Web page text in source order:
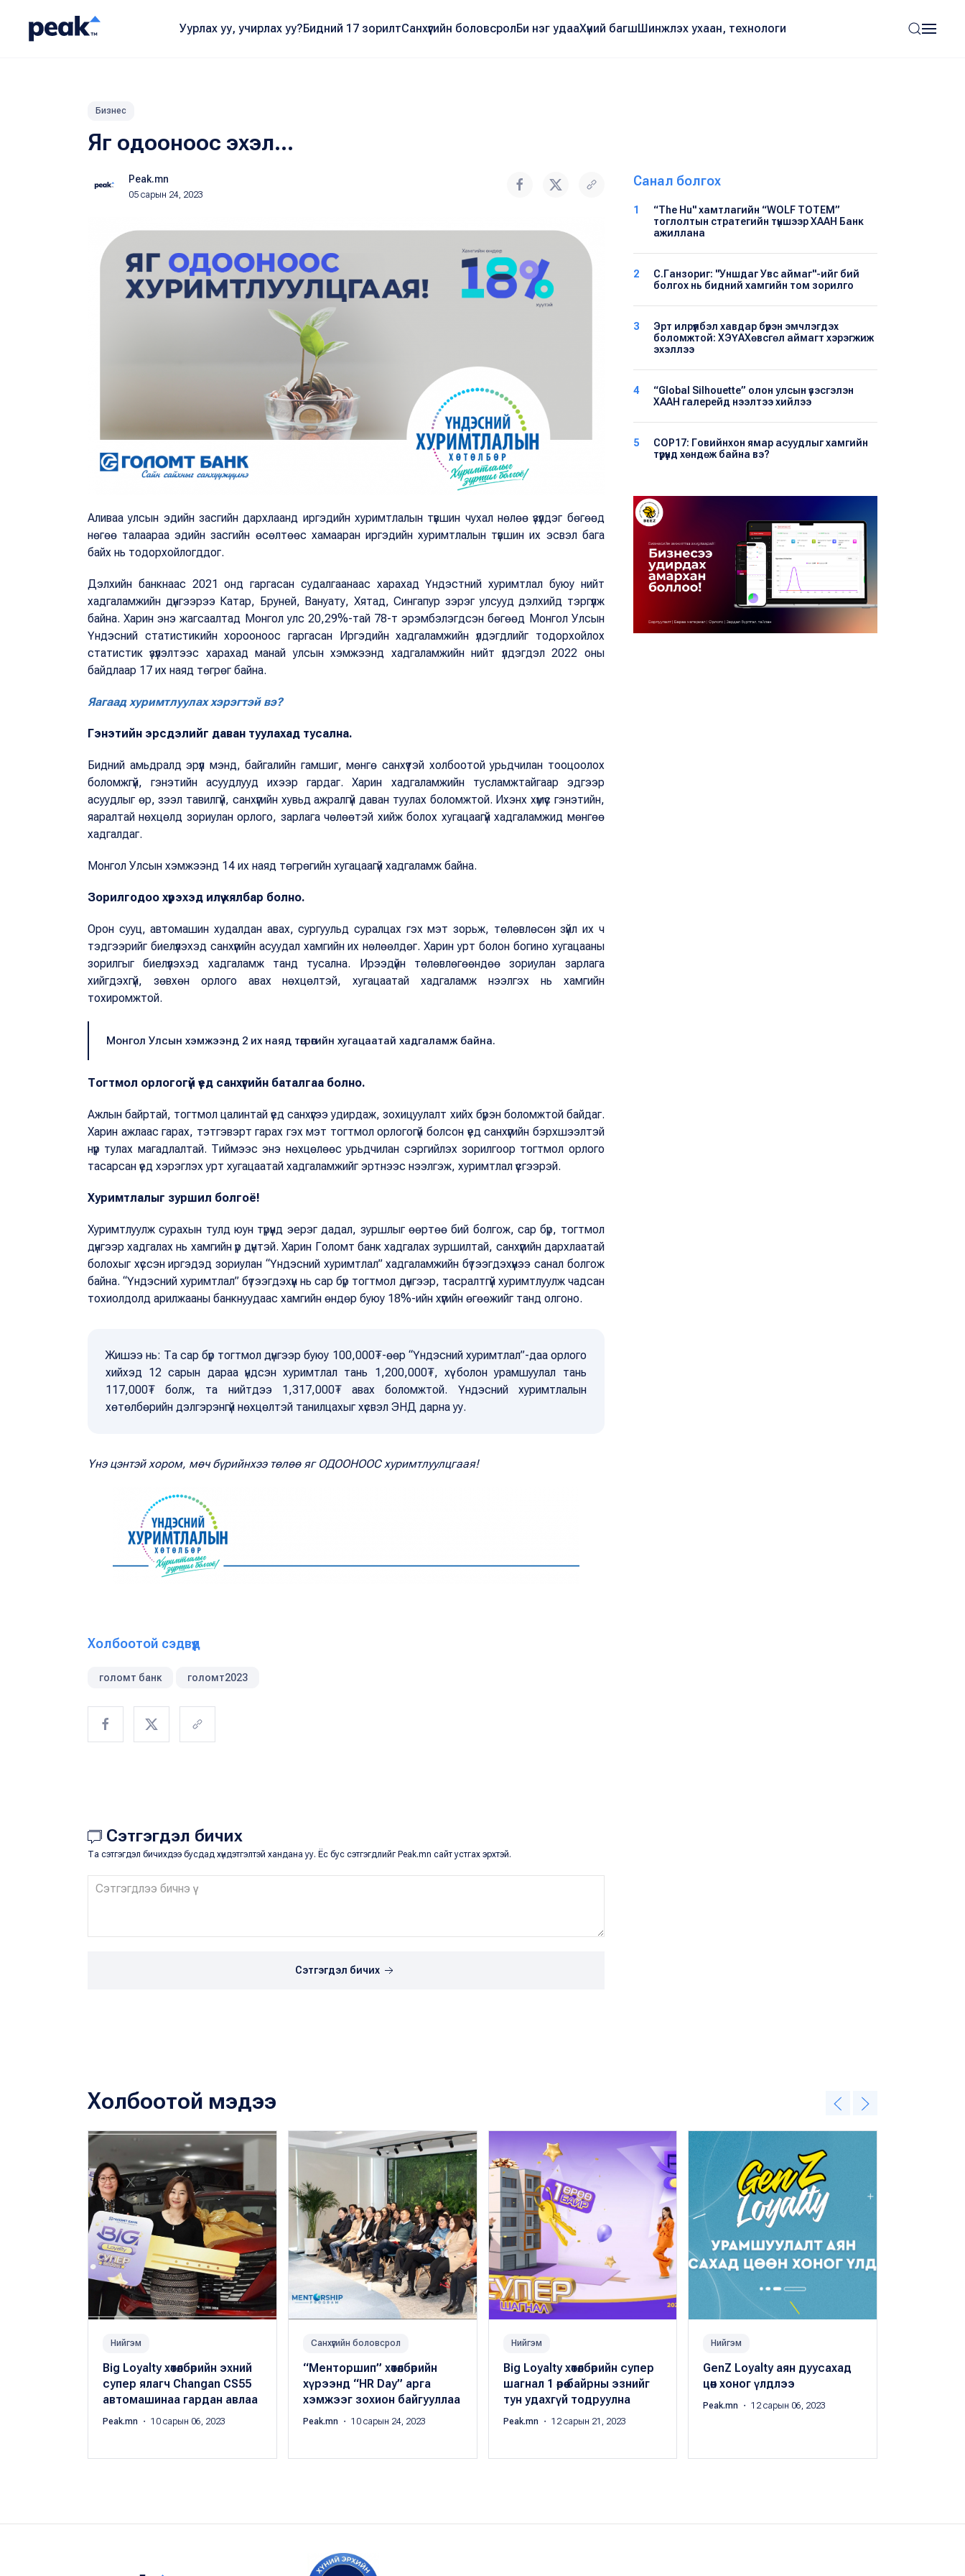
Уурлах уу, учирлах уу?Бидний 17 зорилтСанхүүгийн боловсролБи нэг удааХүний багшШинжлэх ухаан, технологи
Бизнес
Яг одооноос эхэл...
Peak.mn
05 сарын 24, 2023
Аливаа улсын эдийн засгийн дархлаанд иргэдийн хуримтлалын түвшин чухал нөлөө үзүүлдэг бөгөөд
нөгөө талаараа эдийн засгийн өсөлтөөс хамааран иргэдийн хуримтлалын түвшин их эсвэл бага
байх нь тодорхойлогддог.
Дэлхийн банкнаас 2021 онд гаргасан судалгаанаас харахад Үндэстний хуримтлал буюу нийт
хадгаламжийн дүнгээрээ Катар, Бруней, Вануату, Хятад, Сингапур зэрэг улсууд дэлхийд тэргүүлж
байна. Харин энэ жагсаалтад Монгол улс 20,29%-тай 78-т эрэмбэлэгдсэн бөгөөд Монгол Улсын
Үндэсний статистикийн хорооноос гаргасан Иргэдийн хадгаламжийн үлдэгдлийг тодорхойлох
статистик үзүүлэлтээс харахад манай улсын хэмжээнд хадгаламжийн нийт үлдэгдэл 2022 оны
байдлаар 17 их наяд төгрөг байна.
Яагаад хуримтлуулах хэрэгтэй вэ?
Гэнэтийн эрсдэлийг даван туулахад тусална.
Бидний амьдралд эрүүл мэнд, байгалийн гамшиг, мөнгө санхүүтэй холбоотой урьдчилан тооцоолох
боломжгүй, гэнэтийн асуудлууд ихээр гардаг. Харин хадгаламжийн тусламжтайгаар эдгээр
асуудлыг өр, зээл тавилгүй, санхүүгийн хувьд ажралгүй даван туулах боломжтой. Ихэнх хүмүүс гэнэтийн,
яаралтай нөхцөлд зориулан орлого, зарлага чөлөөтэй хийж болох хугацаагүй хадгаламжид мөнгөө
хадгалдаг.
Монгол Улсын хэмжээнд 14 их наяд төгрөгийн хугацаагүй хадгаламж байна.
Зорилгодоо хүрэхэд илүү хялбар болно.
Орон сууц, автомашин худалдан авах, сургуульд суралцах гэх мэт зорьж, төлөвлөсөн зүйл их ч
тэдгээрийг биелүүлэхэд санхүүгийн асуудал хамгийн их нөлөөлдөг. Харин урт болон богино хугацааны
зорилгыг биелүүлэхэд хадгаламж танд тусална. Ирээдүйн төлөвлөгөөндөө зориулан зарлага
хийгдэхгүй, зөвхөн орлого авах нөхцөлтэй, хугацаатай хадгаламж нээлгэх нь хамгийн
тохиромжтой.
Монгол Улсын хэмжээнд 2 их наяд төгрөгийн хугацаатай хадгаламж байна.
Тогтмол орлогогүй үед санхүүгийн баталгаа болно.
Ажлын байртай, тогтмол цалинтай үед санхүүгээ удирдаж, зохицуулалт хийх бүрэн боломжтой байдаг.
Харин ажлаас гарах, тэтгэвэрт гарах гэх мэт тогтмол орлогогүй болсон үед санхүүгийн бэрхшээлтэй
нүүр тулах магадлалтай. Тиймээс энэ нөхцөлөөс урьдчилан сэргийлэх зорилгоор тогтмол орлого
тасарсан үед хэрэглэх урт хугацаатай хадгаламжийг эртнээс нээлгэж, хуримтлал үүсгээрэй.
Хуримтлалыг зуршил болгоё!
Хуримтлуулж сурахын тулд юун түрүүнд эерэг дадал, зуршлыг өөртөө бий болгож, сар бүр, тогтмол
дүнгээр хадгалах нь хамгийн үр дүнтэй. Харин Голомт банк хадгалах зуршилтай, санхүүгийн дархлаатай
болохыг хүссэн иргэдэд зориулан “Үндэсний хуримтлал” хадгаламжийн бүтээгдэхүүнээ санал болгож
байна. “Үндэсний хуримтлал” бүтээгдэхүүн нь сар бүр тогтмол дүнгээр, тасралтгүй хуримтлуулж чадсан
тохиолдолд арилжааны банкнуудаас хамгийн өндөр буюу 18%-ийн хүүгийн өгөөжийг танд олгоно.
Жишээ нь: Та сар бүр тогтмол дүнгээр буюу 100,000₮-өөр “Үндэсний хуримтлал”-даа орлого
хийхэд 12 сарын дараа үндсэн хуримтлал тань 1,200,000₮, хүү болон урамшуулал тань
117,000₮ болж, та нийтдээ 1,317,000₮ авах боломжтой. Үндэсний хуримтлалын
хөтөлбөрийн дэлгэрэнгүй нөхцөлтэй танилцахыг хүсвэл ЭНД дарна уу.
Үнэ цэнтэй хором, мөч бүрийнхээ төлөө яг ОДООНООС хуримтлуулцгаая!
Холбоотой сэдвүүд
голомт банк голомт2023
Сэтгэгдэл бичих
Та сэтгэгдэл бичихдээ бусдад хүндэтгэлтэй хандана уу. Ёс бус сэтгэгдлийг Peak.mn сайт устгах эрхтэй.
Сэтгэгдэл бичих
Санал болгох
1
“The Hu" хамтлагийн “WOLF TOTEM”
тоглолтын стратегийн түншээр ХААН Банк
ажиллана
2
С.Ганзориг: "Уншдаг Увс аймаг"-ийг бий
болгох нь бидний хамгийн том зорилго
3
Эрт илрүүлбэл хавдар бүрэн эмчлэгдэх
боломжтой: ХЭҮА​Хөвсгөл аймагт хэрэгжиж
эхэллээ
4
“Global Silhouette” олон улсын үзэсгэлэн
ХААН галерейд нээлтээ хийлээ
5
COP17: Говийнхон ямар асуудлыг хамгийн
түрүүнд хөндөж байна вэ?
Холбоотой мэдээ
Нийгэм
Big Loyalty хөтөлбөрийн эхний
супер ялагч Changan CS55
автомашинаа гардан авлаа
Peak.mn ・ 10 сарын 06, 2023
Санхүүгийн боловсрол
“Менторшип” хөтөлбөрийн
хүрээнд “HR Day” арга
хэмжээг зохион байгууллаа
Peak.mn ・ 10 сарын 24, 2023
Нийгэм
Big Loyalty хөтөлбөрийн супер
шагнал 1 өрөө байрны эзнийг
тун удахгүй тодруулна
Peak.mn ・ 12 сарын 21, 2023
Нийгэм
GenZ Loyalty аян дуусахад
цөөн хоног үлдлээ
Peak.mn ・ 12 сарын 06, 2023